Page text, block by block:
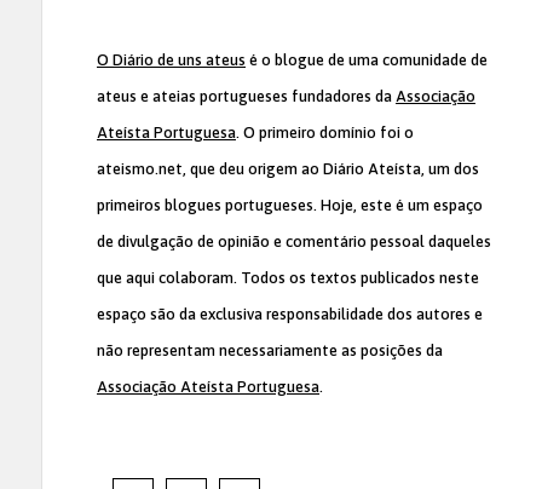
O Diário de uns ateus é o blogue de uma comunidade de
ateus e ateias portugueses fundadores da Associação
Ateísta Portuguesa. O primeiro domínio foi o
ateismo.net, que deu origem ao Diário Ateísta, um dos
primeiros blogues portugueses. Hoje, este é um espaço
de divulgação de opinião e comentário pessoal daqueles
que aqui colaboram. Todos os textos publicados neste
espaço são da exclusiva responsabilidade dos autores e
não representam necessariamente as posições da
Associação Ateísta Portuguesa.